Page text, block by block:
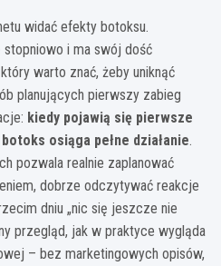
widać efekty botoksu.
i ma swój dość
warto znać, żeby uniknąć
planujących pierwszy zabieg
kiedy pojawią się pierwsze
osiąga pełne działanie.
pozwala realnie zaplanować
dobrze odczytywać reakcje
dniu „nic się jeszcze nie
przegląd, jak w praktyce wygląda
– bez marketingowych opisów,